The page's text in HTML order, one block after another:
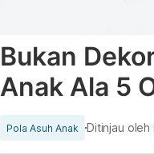
Bukan
Anak Ala 5
Pola Asuh Anak Ditinjau oleh